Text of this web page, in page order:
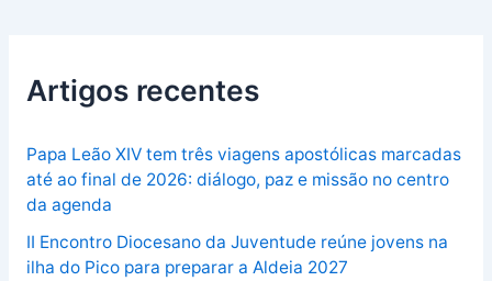
Artigos recentes
Papa Leão XIV tem três viagens apostólicas marcadas
até ao final de 2026: diálogo, paz e missão no centro
da agenda
II Encontro Diocesano da Juventude reúne jovens na
ilha do Pico para preparar a Aldeia 2027